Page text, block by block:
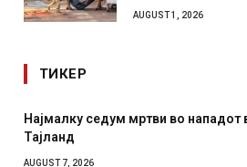
AUGUST 1, 2026
ТИКЕР
мртви во нападот врз училиште во